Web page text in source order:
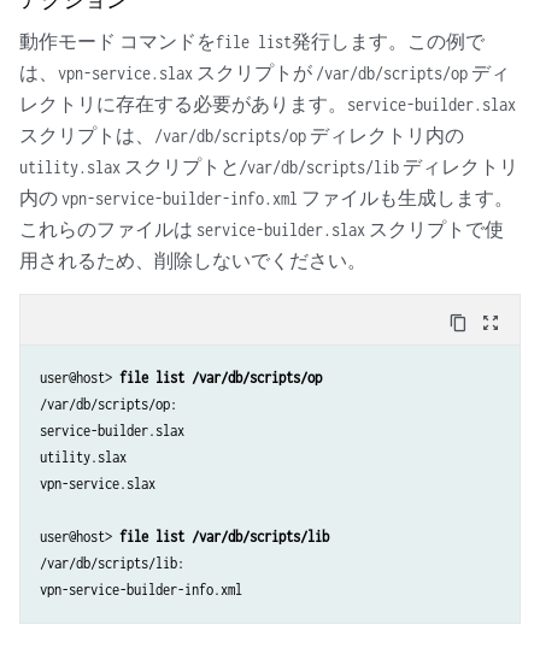
動作モード コマンドをfile list発行します。この例で
は、 vpn-service.slax スクリプトが /var/db/scripts/op ディ
レクトリに存在する必要があります。
service-builder.slax
スクリプトは 、/var/db/scripts/op ディレクトリ内の
utility.slax スクリプトと/var/db/scripts/lib ディレクトリ
内のvpn-service-builder-info.xml ファイルも生成します。
これらのファイルは service-builder.slax スクリプトで使
用されるため、削除しないでください。
content_copy zoom_out_map
user@host> file list /var/db/scripts/op
/var/db/scripts/op:
service-builder.slax
utility.slax
vpn-service.slax
user@host> file list /var/db/scripts/lib
/var/db/scripts/lib:
vpn-service-builder-info.xml